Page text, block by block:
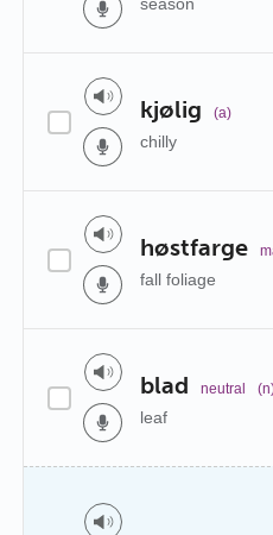
kjølig (a)
chilly
høstfarge
fall foliage
blad neutral
leaf